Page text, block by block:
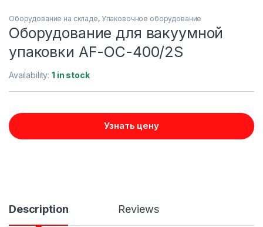
Оборудование на складе, Упаковочное оборудование
Оборудование для вакуумной
упаковки AF-OC-400/2S
Availability:1 in stock
Узнать цену
Description Reviews